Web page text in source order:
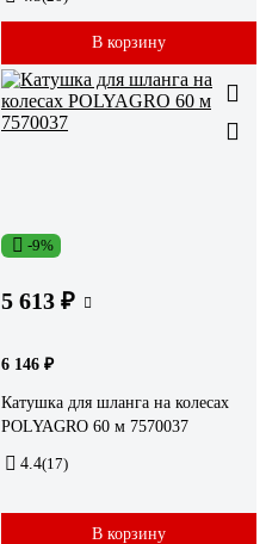
В корзину
-9%
5 613 ₽
6 146 ₽
Катушка для шланга на колесах
POLYAGRO 60 м 7570037
4.4(17)
В корзину